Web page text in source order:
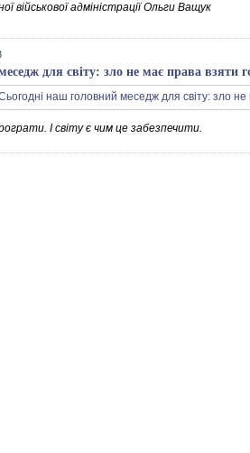
військової адміністрації Ольги Ващук
для світу: зло не має права взяти
І світу є чим це забезпечити.